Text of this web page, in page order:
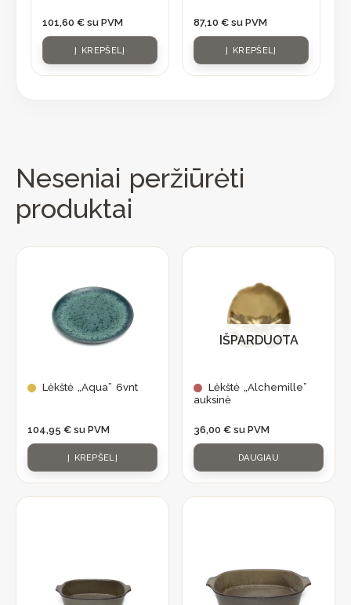
101,60 € su PVM
Į KREPŠELĮ
87,10 € su PVM
Į KREPŠELĮ
Neseniai peržiūrėti
produktai
Lėkštė „Aqua” 6vnt
104,95 € su PVM
Į KREPŠELĮ
IŠPARDUOTA
Lėkštė „Alchemille”
auksinė
36,00 € su PVM
DAUGIAU